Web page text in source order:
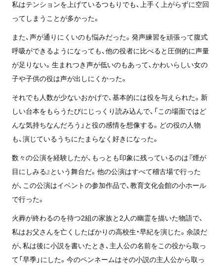
私はテンションを上げているつもりでも、上手く上がらずに空回
ってしまうことが多かった。
また、声が通りにくいのも悩みだった。発声練習を頑張って腹式
呼吸ができるようになっても、他の役者に比べると圧倒的に声量
が足りない。生まれつき声が低いのもあって、かわいらしい女の
子や子供の役は声が出しにくかった。
それでも人数が少ないおかげで、基本的には役を与えられた。新
しい台本をもらうたびにじっくり読み込んで、「この場面ではど
んな気持ちなんだろう」と役の感情を想像する。どの役の人物
も、演じているうちにたまらなく好きになった。
数々の公演を経験したが、もっとも印象に残っているのは『煙が
目にしみる』という舞台だ。他の公演はすべて稽古場で行った
が、この公演はイベントの参加作品で、教育文化会館の小ホール
で行った。
火葬が終わるのを待つ2組の家族と2人の幽霊を描いた物語で、
私はお父さんを亡くしたばかりの高校生・早紀を演じた。余談だ
が、私は後に小説を書いたとき、主人公の名前をこの役から取っ
て「早季」にした。今のペンネームはその小説の主人公から取っ